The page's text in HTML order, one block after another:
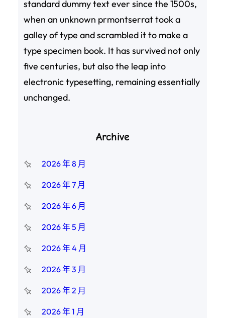
standard dummy text ever since the 1500s,
when an unknown prmontserrat took a
galley of type and scrambled it to make a
type specimen book. It has survived not only
five centuries, but also the leap into
electronic typesetting, remaining essentially
unchanged.
Archive
2026 年 8 月
2026 年 7 月
2026 年 6 月
2026 年 5 月
2026 年 4 月
2026 年 3 月
2026 年 2 月
2026 年 1 月